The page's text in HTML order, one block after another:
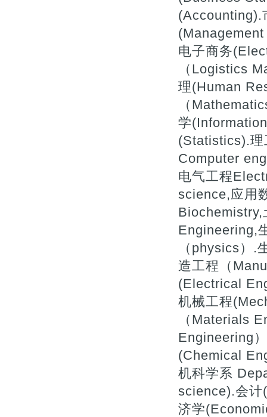
(Accounting).
电子商务
（Logistics
理(Human
（
学
(Statistics).理
Computer
电气工程
science,应用
Engineering,
（physics）
造工程（
(Electrical
机械工程
（Materials
Engineering
(Chemical
机科学系
science).会
济学